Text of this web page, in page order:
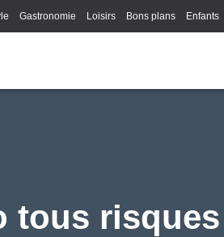
Gastronomie Loisirs Bons plans Enfants
tous